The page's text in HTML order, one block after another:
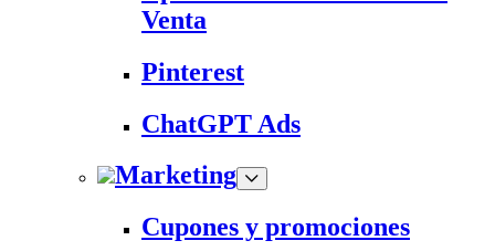
Venta
Pinterest
ChatGPT Ads
Marketing
Cupones y promociones